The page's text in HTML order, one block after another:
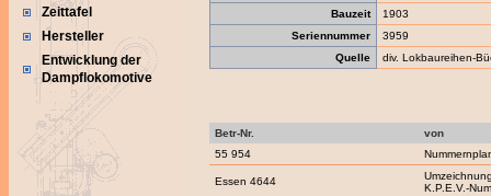
Zeittafel
Hersteller
Entwicklung der
Dampflokomotive
Bauzeit
1903
Seriennummer
3959
Quelle
div. Lokbaureihen-
Betr-Nr.
von
55 954
Essen 4644
K.P.E.V.-